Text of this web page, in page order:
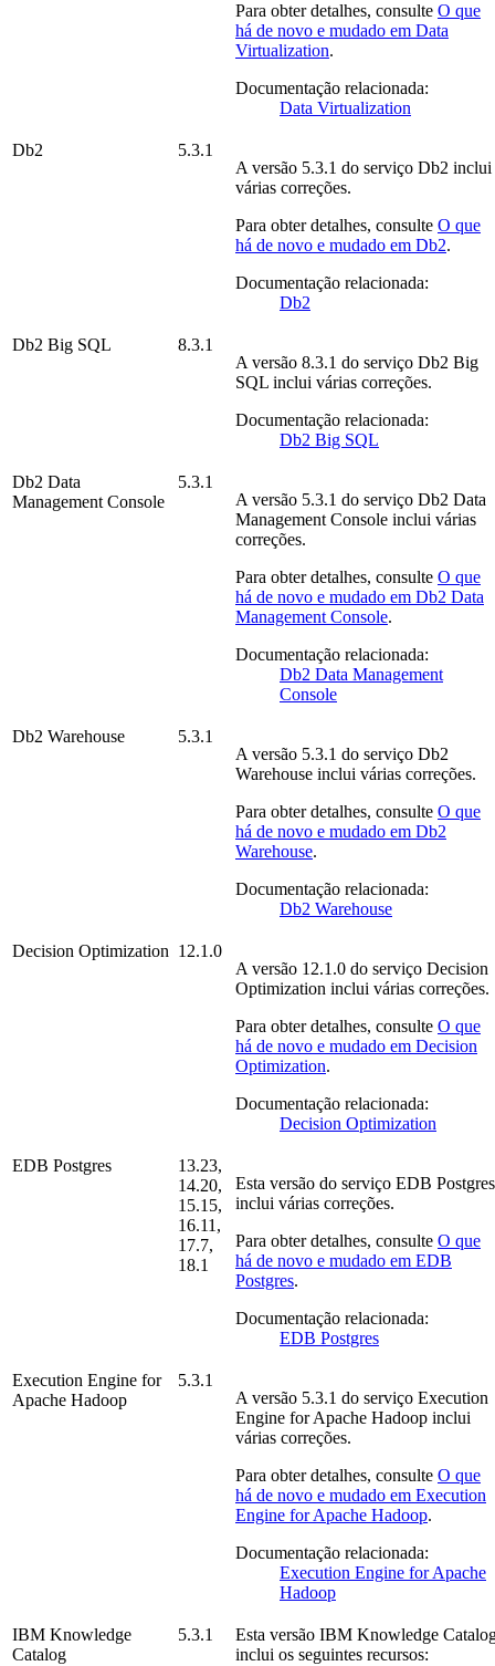
Para obter detalhes, consulte O que
há de novo e mudado em Data
Virtualization.
Documentação relacionada:
Data Virtualization
Db2
5.3.1
A versão 5.3.1 do serviço Db2 inclui
várias correções.
Para obter detalhes, consulte O que
há de novo e mudado em Db2.
Documentação relacionada:
Db2
Db2 Big SQL
8.3.1
A versão 8.3.1 do serviço Db2 Big
SQL inclui várias correções.
Documentação relacionada:
Db2 Big SQL
Db2 Data
Management Console
5.3.1
A versão 5.3.1 do serviço Db2 Data
Management Console inclui várias
correções.
Para obter detalhes, consulte O que
há de novo e mudado em Db2 Data
Management Console.
Documentação relacionada:
Db2 Data Management
Console
Db2 Warehouse
5.3.1
A versão 5.3.1 do serviço Db2
Warehouse inclui várias correções.
Para obter detalhes, consulte O que
há de novo e mudado em Db2
Warehouse.
Documentação relacionada:
Db2 Warehouse
Decision Optimization 12.1.0
A versão 12.1.0 do serviço Decision
Optimization inclui várias correções.
Para obter detalhes, consulte O que
há de novo e mudado em Decision
Optimization.
Documentação relacionada:
Decision Optimization
EDB Postgres
13.23,
14.20,
15.15,
16.11,
17.7,
18.1
Esta versão do serviço EDB Postgres
inclui várias correções.
Para obter detalhes, consulte O que
há de novo e mudado em EDB
Postgres.
Documentação relacionada:
EDB Postgres
Execution Engine for
Apache Hadoop
5.3.1
A versão 5.3.1 do serviço Execution
Engine for Apache Hadoop inclui
várias correções.
Para obter detalhes, consulte O que
há de novo e mudado em Execution
Engine for Apache Hadoop.
Documentação relacionada:
Execution Engine for Apache
Hadoop
IBM Knowledge
Catalog
5.3.1 Esta versão IBM Knowledge
inclui os seguintes recursos: